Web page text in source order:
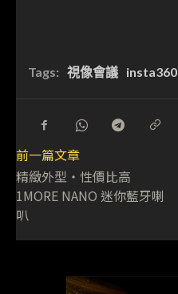
Tags: 視像會議 insta360
前一篇文章
精緻外型・性價比高
1MORE NANO 迷你藍牙喇
叭